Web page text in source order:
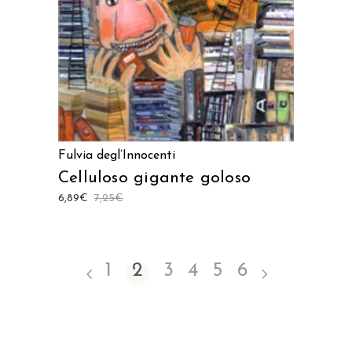
Fulvia degl’Innocenti
Celluloso gigante goloso
7,25€
6,89€
1 2 3 4 5 6